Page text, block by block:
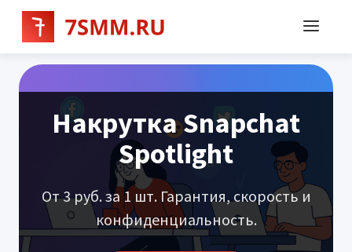
Накрутка Snapchat
Spotlight
От 3 руб. за 1 шт. Гарантия, скорость и
конфиденциальность.